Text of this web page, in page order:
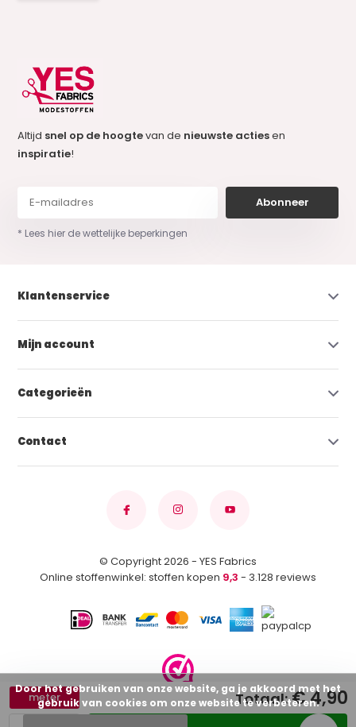
meter Totaal:€ 4,90
Altijd snel op de hoogtevan de nieuwste actiesen
inspiratie!
Abonneer
* Lees hier de wettelijke beperkingen
Klantenservice
Mijn account
Categorieën
Contact
© Copyright 2026 - YES Fabrics
Online stoffenwinkel: stoffen kopen 9,3 - 3.128 reviews
Door het gebruiken van onze website, ga je akkoord met het
gebruik van cookies om onze website te verbeteren.